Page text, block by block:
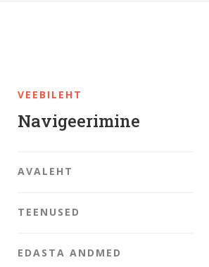
VEEBILEHT
Navigeerimine
AVALEHT
TEENUSED
EDASTA ANDMED